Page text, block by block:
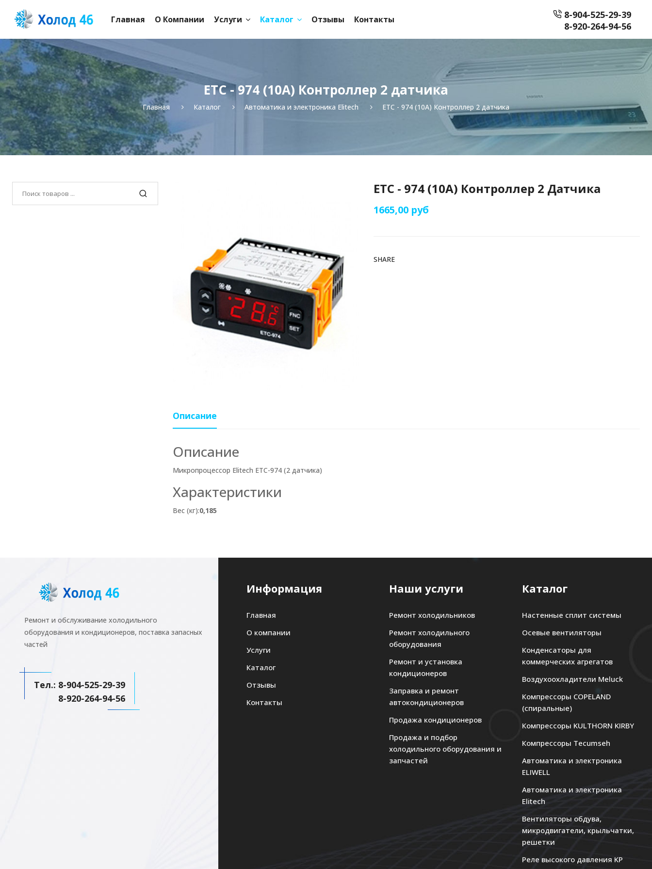
Главная О Компании Услуги Каталог Отзывы Контакты
8-904-525-29-39
8-920-264-94-56
ETC - 974 (10A) Контроллер 2 датчика
Главная Каталог Автоматика и электроника Elitech ETC - 974 (10A) Контроллер 2 датчика
ETC - 974 (10A) Контроллер 2 Датчика
1665,00 руб
SHARE
Описание
Описание
Микропроцессор Elitech ETC-974 (2 датчика)
Характеристики
Вес (кг):0,185
Ремонт и обслуживание холодильного
оборудования и кондиционеров, поставка запасных
частей
Тел.: 8-904-525-29-39
8-920-264-94-56
Информация
Главная
О компании
Услуги
Каталог
Отзывы
Контакты
Наши услуги
Ремонт холодильников
Ремонт холодильного
оборудования
Ремонт и установка
кондиционеров
Заправка и ремонт
автокондиционеров
Продажа кондиционеров
Продажа и подбор
холодильного оборудования и
запчастей
Каталог
Настенные сплит системы
Осевые вентиляторы
Конденсаторы для
коммерческих агрегатов
Воздухоохладители Meluck
Компрессоры COPELAND
(спиральные)
Компрессоры KULTHORN KIRBY
Компрессоры Tecumseh
Автоматика и электроника
ELIWELL
Автоматика и электроника
Elitech
Вентиляторы обдува,
микродвигатели, крыльчатки,
решетки
Реле высокого давления KP